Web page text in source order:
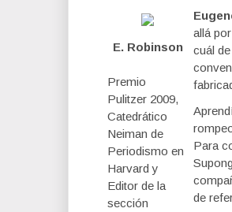
E. Robinson
Premio
Pulitzer 2009,
Catedrático
Neiman de
Periodismo en
Harvard y
Editor de la
sección
allá
cuál
Para
de